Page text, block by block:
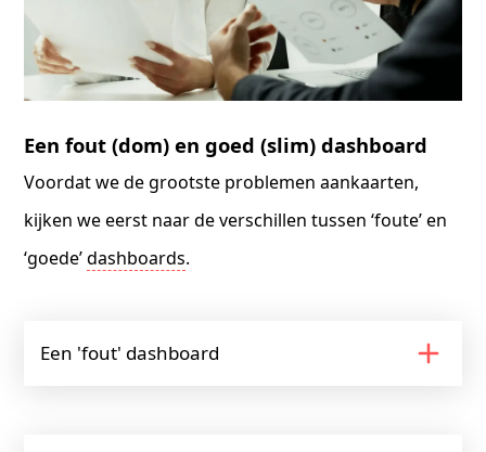
Een fout (dom) en goed (slim) dashboard
Voordat we de grootste problemen aankaarten,
kijken we eerst naar de verschillen tussen ‘foute’ en
‘goede’dashboards.
Een 'fout' dashboard